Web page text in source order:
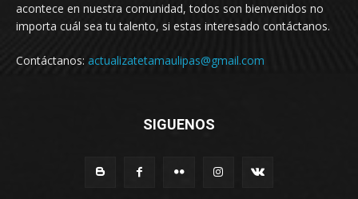
acontece en nuestra comunidad, todos son bienvenidos no
importa cuál sea tu talento, si estas interesado contáctanos.
Contáctanos: actualizatetamaulipas@gmail.com
SIGUENOS